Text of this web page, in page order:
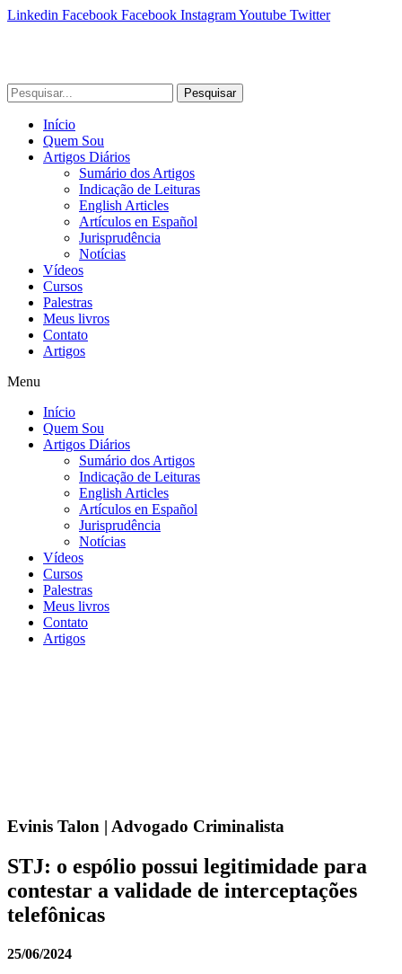
Linkedin Facebook Facebook InstagramYoutube Twitter
Pesquisar
Início
Quem Sou
Artigos Diários
Sumário dos Artigos
Indicação de Leituras
English Articles
Artículos en Español
Jurisprudência
Notícias
Vídeos
Cursos
Palestras
Meus livros
Contato
Artigos
Menu
Início
Quem Sou
Artigos Diários
Sumário dos Artigos
Indicação de Leituras
English Articles
Artículos en Español
Jurisprudência
Notícias
Vídeos
Cursos
Palestras
Meus livros
Contato
Artigos
Evinis Talon | Advogado Criminalista
STJ: o espólio possui legitimidade para
contestar a validade de interceptações
telefônicas
25/06/2024